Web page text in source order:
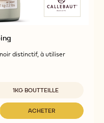
distinctif, à utiliser
disponibles
1KG BOUTTEILLE
ACHETER
-